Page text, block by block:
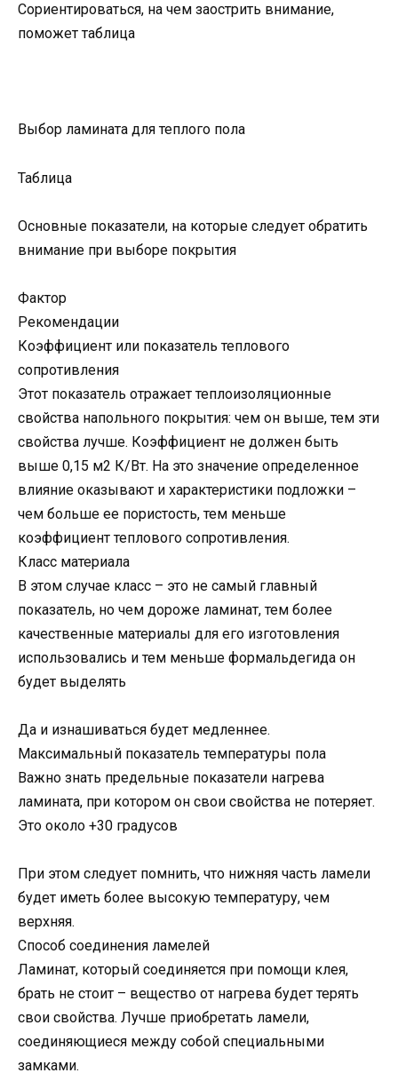
Сориентироваться, на чем заострить внимание,
поможет таблица
Выбор ламината для теплого пола
Таблица
Основные показатели, на которые следует обратить
внимание при выборе покрытия
Фактор
Рекомендации
Коэффициент или показатель теплового
сопротивления
Этот показатель отражает теплоизоляционные
свойства напольного покрытия: чем он выше, тем эти
свойства лучше. Коэффициент не должен быть
выше 0,15 м2 К/Вт. На это значение определенное
влияние оказывают и характеристики подложки –
чем больше ее пористость, тем меньше
коэффициент теплового сопротивления.
Класс материала
В этом случае класс – это не самый главный
показатель, но чем дороже ламинат, тем более
качественные материалы для его изготовления
использовались и тем меньше формальдегида он
будет выделять
Да и изнашиваться будет медленнее.
Максимальный показатель температуры пола
Важно знать предельные показатели нагрева
ламината, при котором он свои свойства не потеряет.
Это около +30 градусов
При этом следует помнить, что нижняя часть ламели
будет иметь более высокую температуру, чем
верхняя.
Способ соединения ламелей
Ламинат, который соединяется при помощи клея,
брать не стоит – вещество от нагрева будет терять
свои свойства. Лучше приобретать ламели,
соединяющиеся между собой специальными
замками.